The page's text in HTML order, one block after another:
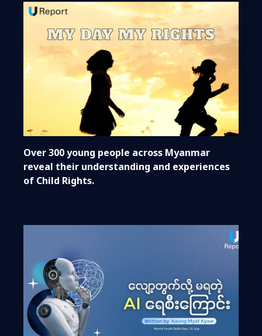
Over 300 young people across Myanmar
reveal their understanding and experiences
of Child Rights.